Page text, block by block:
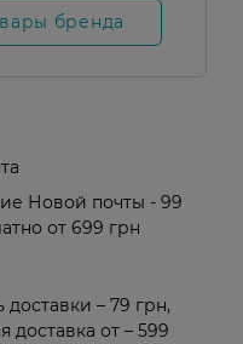
бренда
Новой почты - 99
от 699 грн
доставки – 79 грн,
доставка от – 599